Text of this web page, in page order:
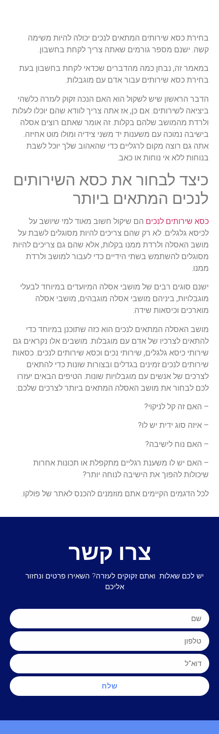
בחירת כסא שירותים המתאים לנכים יכולה להיות משימה
קשה. ישנם מספר גורמים שאתה צריך לקחת בחשבון.
במאמר זה, נבחן כמה מהדברים שכדאי לקחת בחשבון בעת
בחירת כסא שירותים עבור אדם עם מוגבלות.
הדבר הראשון שיש לשקול הוא האם הנכה זקוק לעזרה כלשהי
ביציאה לשירותים. אם כן, אז אתה צריך לוודא שהם יוכלו לעלות
ולרדת מהמושב שלהם בקלות. זה אומר שאתם רוצים אסלה
בישיבה נמוכה עם משענות יד משני צידיה ומולו מוט אחיזה.
אתה גם רוצה מקום לרגליים כדי שהאהוב שלך יוכל לשבת
בנוחות ללא אי נוחות או כאב.
כיצד לבחור את כסא השירותים
לנכים המתאים ביותר
כסא שירותים לנכים הם שיקול חשוב מאוד למי שיושב על
לכיסא גלגלים. לא רק שהם צריכים להיות מסוגלים לשבת על
מושב האסלה ולרדת ממנו בקלות, אלא שהם גם צריכים להיות
מסוגלים להשתמש בשתי הידיים כדי לעבור למושב ולרדת
ממנו.
ישנם סוגים רבים של מושבי אסלה המיועדים במיוחד לבעלי
מוגבלויות, ביניהם מושבי אסלה מוגבהים, מושבי אסלה
מוארכים וכיסאות שידה.
מושב האסלה המתאים לנכים הוא כזה שתוכנן במיוחד כדי
להתאים לצרכיו של אדם עם מוגבלות. מושבים אלו נקראים גם
שירותי כיסא גלגלים, שירותי נכים וכסא שירותים לנכים. כסאות
שירותים לנכים זמינים בגדלים ובצורות שונות כדי להתאים
לצרכים של אנשים עם מוגבלויות שונות. הטיפים הבאים יעזרו
לכם לבחור את מושב האסלה המתאים ביותר לצרכים שלכם:
– האם זה קל לניקוי?
– איזה סוג ידית יש לו?
– האם נוח לישיבה?
– האם יש לו משענת רגליים מתקפלת או תכונות אחרות
שיכולות להפוך את הישיבה לנוחה יותר?
לכל הדגמים הקיימים אתם מוזמנים להכנס לאתר של פולקו.
צרו קשר
יש לכם שאלות ואתם זקוקים לעזרה? השאירו פרטים ונחזור
אליכם
שלח